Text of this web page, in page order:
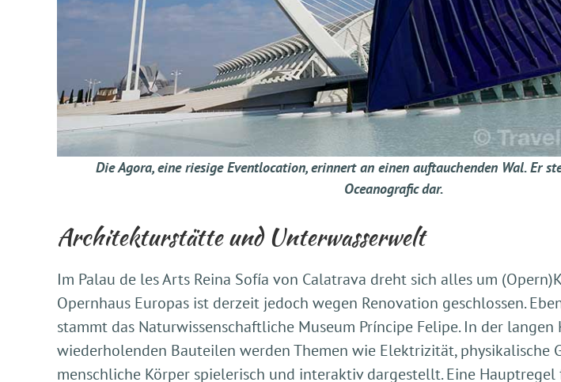
Die Agora, eine riesige Eventlocation, erinnert an einen auftauchenden Wal. Er
Oceanografic dar.
Architekturstätte und Unterwasserwelt
Im Palau de les Arts Reina Sofía von Calatrava dreht sich alles um
Opernhaus Europas ist derzeit jedoch wegen Renovation geschlossen.
stammt das Naturwissenschaftliche Museum Príncipe Felipe. In der
wiederholenden Bauteilen werden Themen wie Elektrizität, physikalische
menschliche Körper spielerisch und interaktiv dargestellt. Eine Hauptregel